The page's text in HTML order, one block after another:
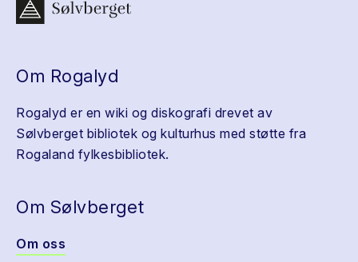
Om Rogalyd
Rogalyd er en wiki og diskografi drevet av
Sølvberget bibliotek og kulturhus med støtte fra
Rogaland fylkesbibliotek.
Om Sølvberget
Om oss